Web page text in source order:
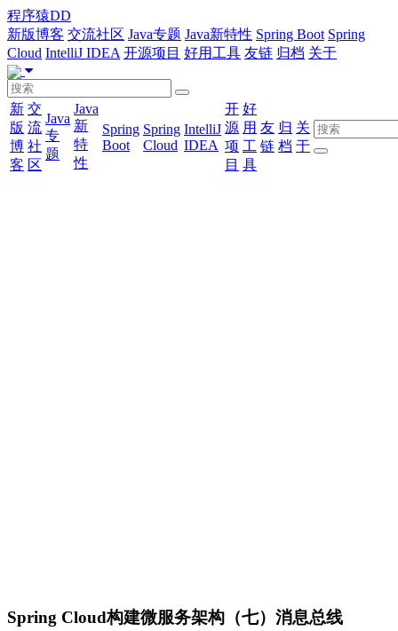
程序猿DD
新版博客 交流社区 Java专题 Java新特性 Spring Boot Spring
Cloud IntelliJ IDEA 开源项目 好用工具 友链 归档 关于
新
版
博
客
交
流
社
区
Java
专
题
Java
新
特
性
Spring
Boot
Spring
Cloud
IntelliJ
IDEA
开
源
项
目
好
用
工
具
友
链
归
档
关
于
Spring Cloud构建微服务架构（七）消息总线